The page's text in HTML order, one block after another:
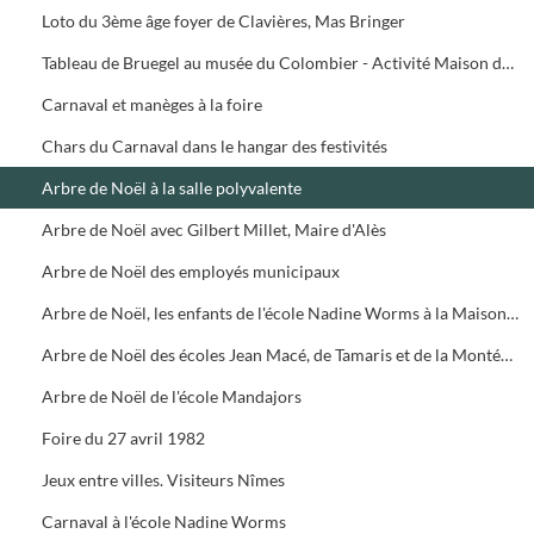
Loto du 3ème âge foyer de Clavières, Mas Bringer
Tableau de Bruegel au musée du Colombier - Activité Maison de quartier de Clavières - Jeunesse au Mas Bringer
Carnaval et manèges à la foire
Chars du Carnaval dans le hangar des festivités
Arbre de Noël à la salle polyvalente
Arbre de Noël avec Gilbert Millet, Maire d'Alès
Arbre de Noël des employés municipaux
Arbre de Noël, les enfants de l'école Nadine Worms à la Maison de Retraite de Conilhères
Arbre de Noël des écoles Jean Macé, de Tamaris et de la Montée de Silhol
Arbre de Noël de l'école Mandajors
Foire du 27 avril 1982
Jeux entre villes. Visiteurs Nîmes
Carnaval à l'école Nadine Worms